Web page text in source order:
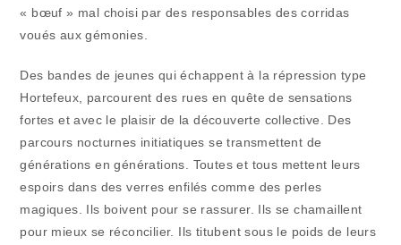
« bœuf » mal choisi par des responsables des corridas
voués aux gémonies.
Des bandes de jeunes qui échappent à la répression type
Hortefeux, parcourent des rues en quête de sensations
fortes et avec le plaisir de la découverte collective. Des
parcours nocturnes initiatiques se transmettent de
générations en générations. Toutes et tous mettent leurs
espoirs dans des verres enfilés comme des perles
magiques. Ils boivent pour se rassurer. Ils se chamaillent
pour mieux se réconcilier. Ils titubent sous le poids de leurs